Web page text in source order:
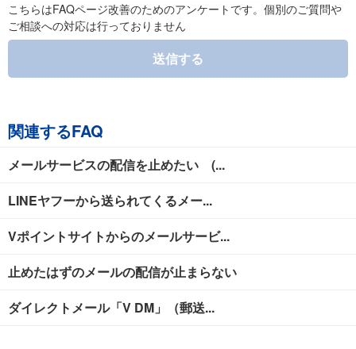
こちらはFAQページ改善のためのアンケートです。個別のご質問や
ご相談への対応は行っておりません
送信する
関連するFAQ
メールサービスの配信を止めたい (...
LINEヤフーから送られてくるメー...
Vポイントサイトからのメールサービ...
止めたはずのメールの配信が止まらない
ダイレクトメール「V DM」（郵送...